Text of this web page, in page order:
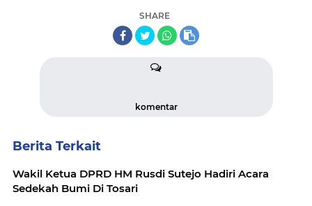
SHARE
komentar
Berita Terkait
Wakil Ketua DPRD HM Rusdi Sutejo Hadiri Acara
Sedekah Bumi Di Tosari